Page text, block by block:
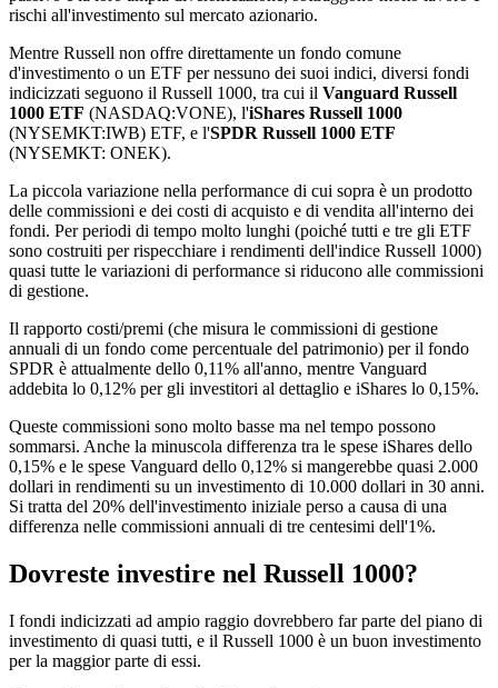
rischi all'investimento sul mercato azionario.
Mentre Russell non offre direttamente un fondo comune
d'investimento o un ETF per nessuno dei suoi indici, diversi fondi
indicizzati seguono il Russell 1000, tra cui il Vanguard Russell
1000 ETF (NASDAQ:VONE), l'iShares Russell 1000
(NYSEMKT:IWB) ETF, e l'SPDR Russell 1000 ETF
(NYSEMKT: ONEK).
La piccola variazione nella performance di cui sopra è un prodotto
delle commissioni e dei costi di acquisto e di vendita all'interno dei
fondi. Per periodi di tempo molto lunghi (poiché tutti e tre gli ETF
sono costruiti per rispecchiare i rendimenti dell'indice Russell 1000)
quasi tutte le variazioni di performance si riducono alle commissioni
di gestione.
Il rapporto costi/premi (che misura le commissioni di gestione
annuali di un fondo come percentuale del patrimonio) per il fondo
SPDR è attualmente dello 0,11% all'anno, mentre Vanguard
addebita lo 0,12% per gli investitori al dettaglio e iShares lo 0,15%.
Queste commissioni sono molto basse ma nel tempo possono
sommarsi. Anche la minuscola differenza tra le spese iShares dello
0,15% e le spese Vanguard dello 0,12% si mangerebbe quasi 2.000
dollari in rendimenti su un investimento di 10.000 dollari in 30 anni.
Si tratta del 20% dell'investimento iniziale perso a causa di una
differenza nelle commissioni annuali di tre centesimi dell'1%.
Dovreste investire nel Russell 1000?
I fondi indicizzati ad ampio raggio dovrebbero far parte del piano di
investimento di quasi tutti, e il Russell 1000 è un buon investimento
per la maggior parte di essi.